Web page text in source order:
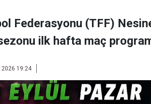
Federasyonu (TFF)
ilk hafta maç
19:24